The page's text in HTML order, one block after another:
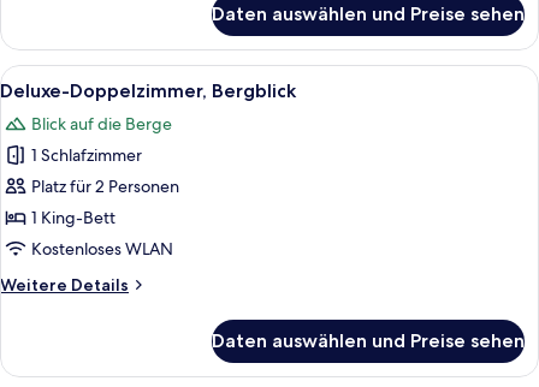
anzeigen
Doppel-
oder
-
Zweibettzimmer,
Nichtraucher,
Balkon
Daten auswählen und Preise sehen
Alle
Fotos
für
Deluxe-
Doppelzimmer,
Bergblick
anzeigen
Ein Schlafzimmer mit großem
9
Deluxe-Doppelzimmer, Bergblick
Blick auf die Berge
1 Schlafzimmer
Platz für 2 Personen
1 King-Bett
Kostenloses WLAN
Weitere Details
Weitere
Doppelzimmer,
Daten auswählen und Preise sehen